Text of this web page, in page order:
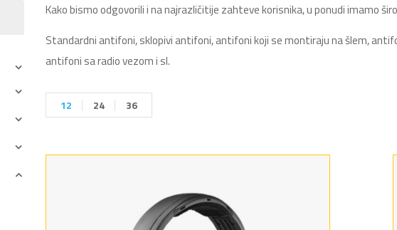
Kako bismo odgovorili i na najrazličitije zahteve korisnika, u ponudi imamo
Standardni antifoni, sklopivi antifoni, antifoni koji se montiraju na šlem,
antifoni sa radio vezom i sl.
12 24 36